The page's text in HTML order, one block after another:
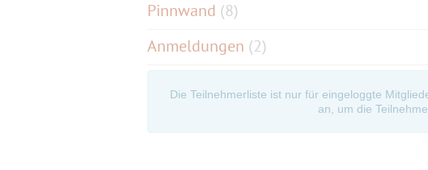
Pinnwand (8)
Anmeldungen (2)
Die Teilnehmerliste ist nur für eingeloggte
an, um die